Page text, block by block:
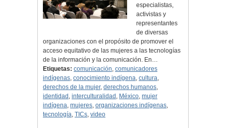
especialistas,
activistas y
representantes
de diversas
organizaciones con el propósito de promover el
acceso equitativo de las mujeres a las tecnologías
de la información y la comunicación. En…
Etiquetas: comunicación, comunicadores
indígenas, conocimiento indígena, cultura,
derechos de la mujer, derechos humanos,
identidad , interculturalidad , México, mujer
indígena, mujeres, organizaciones indígenas,
tecnología, TICs, video